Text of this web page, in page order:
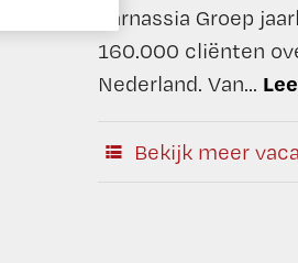
Parnassia Groep
160.000 cliënten
Nederland. Van...
Bekijk meer